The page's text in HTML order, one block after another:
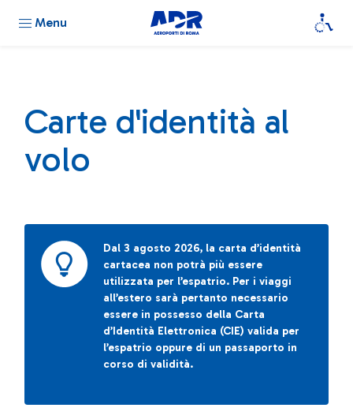
Menu
Carte d'identità al
volo
Dal 3 agosto 2026, la carta d’identità
cartacea non potrà più essere
utilizzata per l’espatrio. Per i viaggi
all’estero sarà pertanto necessario
essere in possesso della Carta
d’Identità Elettronica (CIE) valida per
l’espatrio oppure di un passaporto in
corso di validità.